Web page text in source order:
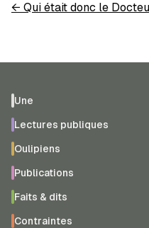
← Qui était donc le
Une
Lectures publiques
Oulipiens
Publications
Faits & dits
Contraintes